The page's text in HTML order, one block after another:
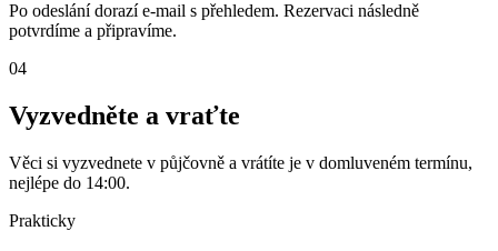
Po odeslání dorazí e-mail s přehledem. Rezervaci následně
potvrdíme a připravíme.
04
Vyzvedněte a vraťte
Věci si vyzvednete v půjčovně a vrátíte je v domluveném termínu,
nejlépe do 14:00.
Prakticky